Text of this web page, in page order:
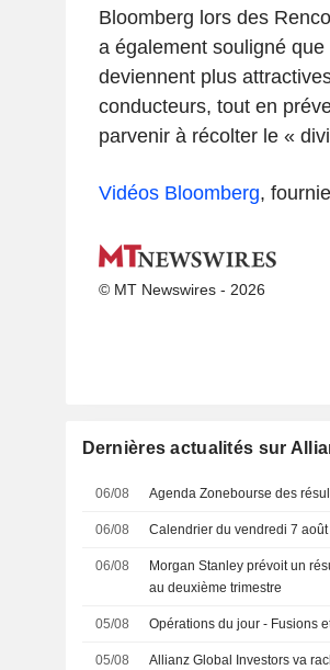
Bloomberg lors des
a également souligné
deviennent plus
conducteurs, tout en
parvenir à récolter le «
Vidéos Bloomberg,
© MT Newswires - 2026
Dernières actualités sur
06/08 Agenda Zonebourse des
06/08 Calendrier du vendredi 7 août
06/08
Morgan Stanley prévoit un
au deuxième trimestre
05/08 Opérations du jour - Fusions
05/08
Allianz Global Investors va